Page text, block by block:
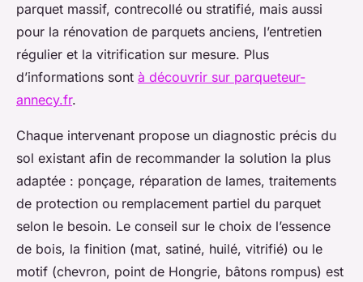
parquet massif, contrecollé ou stratifié, mais aussi
pour la rénovation de parquets anciens, l’entretien
régulier et la vitrification sur mesure. Plus
d’informations sont à découvrir sur parqueteur-
annecy.fr.
Chaque intervenant propose un diagnostic précis du
sol existant afin de recommander la solution la plus
adaptée : ponçage, réparation de lames, traitements
de protection ou remplacement partiel du parquet
selon le besoin. Le conseil sur le choix de l’essence
de bois, la finition (mat, satiné, huilé, vitrifié) ou le
motif (chevron, point de Hongrie, bâtons rompus) est